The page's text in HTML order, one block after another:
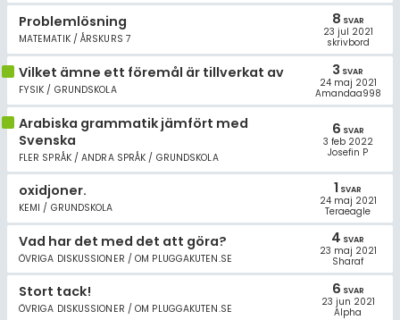
Problemlösning
MATEMATIK / ÅRSKURS 7
8 SVAR
23 jul 2021
skrivbord
Vilket ämne ett föremål är tillverkat av
FYSIK / GRUNDSKOLA
3 SVAR
24 maj 2021
Amandaa998
Arabiska grammatik jämfört med
Svenska
FLER SPRÅK / ANDRA SPRÅK / GRUNDSKOLA
6 SVAR
3 feb 2022
Josefin P
oxidjoner.
KEMI / GRUNDSKOLA
1 SVAR
24 maj 2021
Teraeagle
Vad har det med det att göra?
ÖVRIGA DISKUSSIONER / OM PLUGGAKUTEN.SE
4 SVAR
23 maj 2021
Sharaf
Stort tack!
ÖVRIGA DISKUSSIONER / OM PLUGGAKUTEN.SE
6 SVAR
23 jun 2021
Alpha